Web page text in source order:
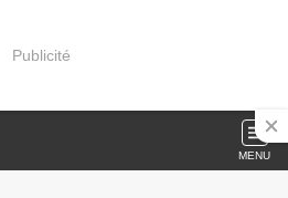
Publicité
MENU